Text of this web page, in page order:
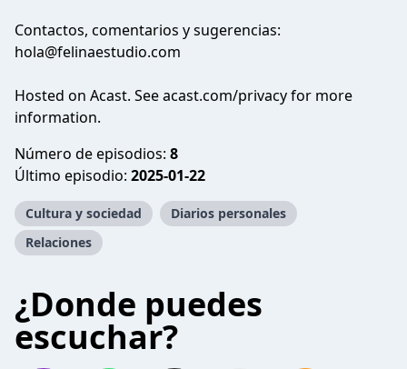
Contactos, comentarios y sugerencias:
hola@felinaestudio.com
Hosted on Acast. Seeacast.com/privacyfor more
information.
Número de episodios: 8
Último episodio: 2025-01-22
Cultura y sociedad
Diarios personales
Relaciones
¿Donde puedes
escuchar?